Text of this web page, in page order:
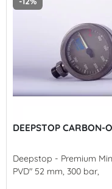
DEEPSTOP
Deepstop - Premium
PVD" 52 mm, 300 bar,